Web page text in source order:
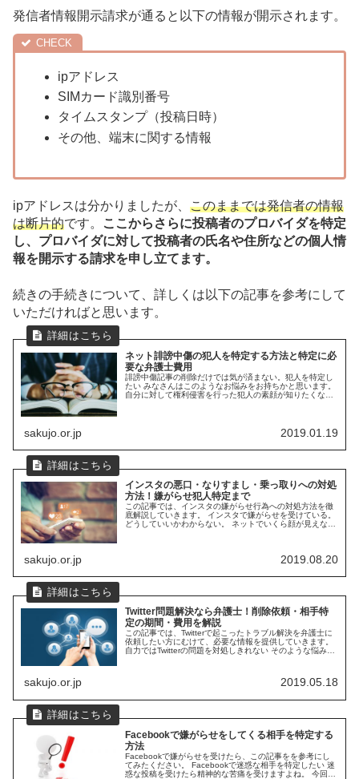
発信者情報開示請求が通ると以下の情報が開示されます。
ipアドレス
SIMカード識別番号
タイムスタンプ（投稿日時）
その他、端末に関する情報
ipアドレスは分かりましたが、 このままでは発信者の情報
は断片的です。
ここからさらに投稿者のプロバイダを特定
し、プロバイダに対して投稿者の氏名や住所などの個人情
報を開示する請求を申し立てます。
続きの手続きについて、詳しくは以下の記事を参考にして
いただければと思います。
ネット誹謗中傷の犯人を特定する方法と特定に必
要な弁護士費用
誹謗中傷記事の削除だけでは気が済まない。犯人を特定し
たい みなさんはこのようなお悩みをお持ちかと思います。
自分に対して権利侵害を行った犯人の素顔が知りたくなる
sakujo.or.jp 2019.01.19
インスタの悪口・なりすまし・乗っ取りへの対処
方法！嫌がらせ犯人特定まで
この記事では、インスタの嫌がらせ行為への対処方法を徹
底解説していきます。 インスタで嫌がらせを受けている。
どうしていいかわからない。 ネットでいくら顔が見えない
sakujo.or.jp 2019.08.20
Twitter問題解決なら弁護士！削除依頼・相手特
定の期間・費用を解説
この記事では、Twitterで起こったトラブル解決を弁護士に
依頼したい方にむけて、必要な情報を提供していきます。
自力ではTwitterの問題を対処しきれない そのような悩みを
sakujo.or.jp 2019.05.18
Facebookで嫌がらせをしてくる相手を特定する
方法
Facebookで嫌がらせを受けたら、この記事をを参考にし
てみたください。 Facebookで迷惑な相手を特定したい 迷
惑な投稿を受けたら精神的な苦痛を受けますよね。 今回は